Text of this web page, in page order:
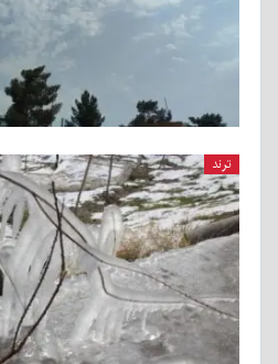
ترند